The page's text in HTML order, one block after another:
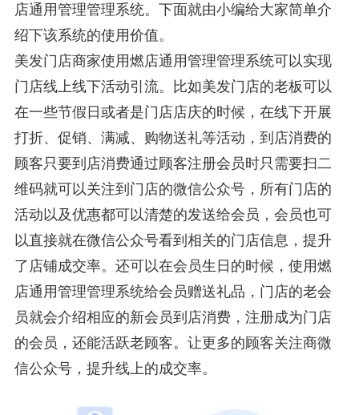
店通用管理管理系统。下面就由小编给大家简单介
绍下该系统的使用价值。
美发门店商家使用燃店通用管理管理系统可以实现
门店线上线下活动引流。比如美发门店的老板可以
在一些节假日或者是门店店庆的时候，在线下开展
打折、促销、满减、购物送礼等活动，到店消费的
顾客只要到店消费通过顾客注册会员时只需要扫二
维码就可以关注到门店的微信公众号，所有门店的
活动以及优惠都可以清楚的发送给会员，会员也可
以直接就在微信公众号看到相关的门店信息，提升
了店铺成交率。还可以在会员生日的时候，使用燃
店通用管理管理系统给会员赠送礼品，门店的老会
员就会介绍相应的新会员到店消费，注册成为门店
的会员，还能活跃老顾客。让更多的顾客关注商微
信公众号，提升线上的成交率。